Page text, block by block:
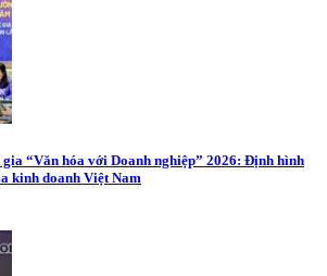
“Văn hóa với Doanh nghiệp” 2026: Định hình
kinh doanh Việt Nam